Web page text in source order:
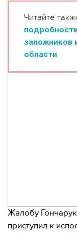
Читайте
заложников
области
Жалобу
приступил к